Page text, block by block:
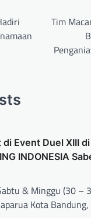
Tim
Event Duel XIII
INDONESIA
& Minggu (30 –
Kota